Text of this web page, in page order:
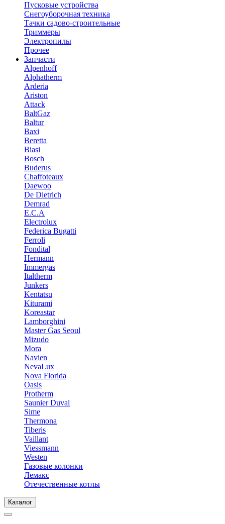
Пусковые устройства
Снегоуборочная техника
Тачки садово-строительные
Триммеры
Электропилы
Прочее
Запчасти
Alpenhoff
Alphatherm
Arderia
Ariston
Attack
BaltGaz
Baltur
Baxi
Beretta
Biasi
Bosch
Buderus
Chaffoteaux
Daewoo
De Dietrich
Demrad
E.C.A
Electrolux
Federica Bugatti
Ferroli
Fondital
Hermann
Immergas
Italtherm
Junkers
Kentatsu
Kiturami
Koreastar
Lamborghini
Master Gas Seoul
Mizudo
Mora
Navien
NevaLux
Nova Florida
Oasis
Protherm
Saunier Duval
Sime
Thermona
Tiberis
Vaillant
Viessmann
Westen
Газовые колонки
Лемакс
Отечественные котлы
Каталог